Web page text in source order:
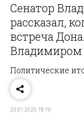
Сенатор
рассказал,
встреча
Политические
23.01.2025 18:19